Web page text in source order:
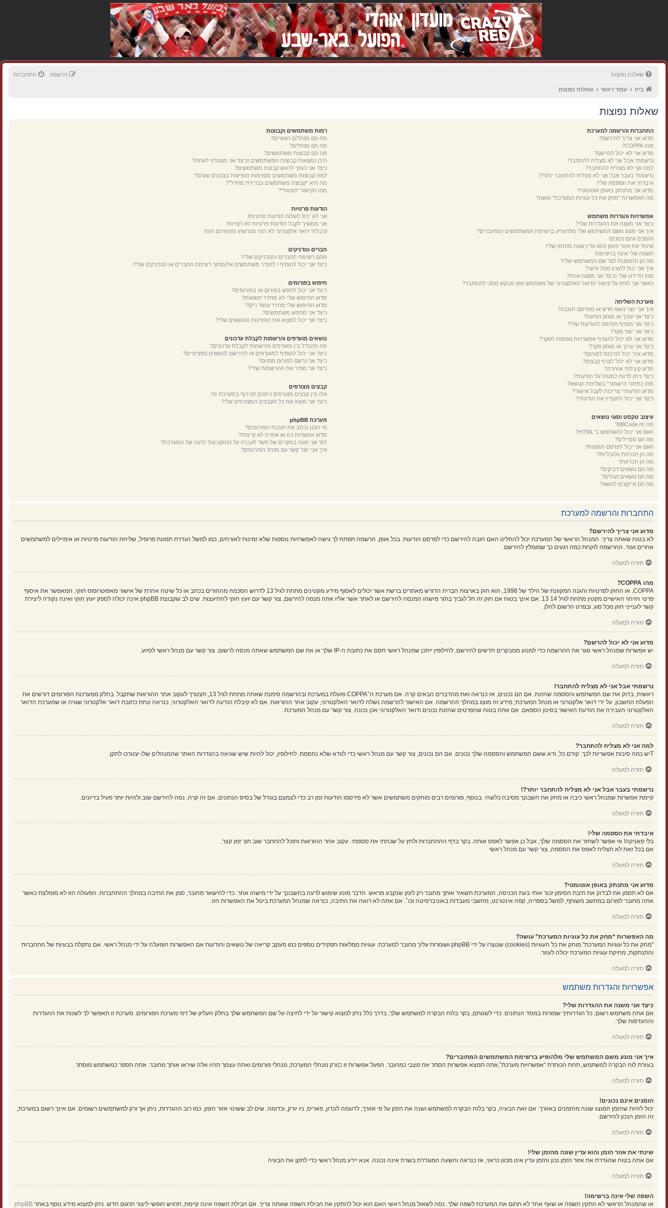
שאלות נפוצות התחברות הרשמה
בית עמוד ראשי שאלות נפוצות
שאלות נפוצות
התחברות והרשמה למערכת
מדוע אני צריך להירשם?
מהו COPPA?
מדוע אני לא יכול להרשם?
נרשמתי אבל אני לא מצליח להתחבר!
למה אני לא מצליח להתחבר?
נרשמתי בעבר אבל אני לא מצליח להתחבר יותר?!
איבדתי את הססמה שלי!
מדוע אני מתנתק באופן אוטומטי?
מה האפשרות “מחק את כל עוגיות המערכת” עושה?
אפשרויות והגדרות משתמש
כיצד אני משנה את ההגדרות שלי?
איך אני מונע משם המשתמש שלי מלהופיע ברשימת המשתמשים המחוברים?
הזמנים אינם נכונים!
שינתי את אזור הזמן והוא עדין שונה מהזמן שלי!
השפה שלי אינה ברשימה!
מה הן התמונות לצד שם המשתמש שלי?
איך אני יכול להציג סמל אישי?
מהו הדירוג שלי וכיצד אני משנה אותו?
כאשר אני לוחץ על קישור הדואר האלקטרוני של משתמש הוא מבקש ממני להתחבר?
מערכת השליחה
איך אני יוצר נושא חדש או מפרסם תגובה?
כיצד אני עורך או מוחק הודעה?
כיצד אני מוסיף חתימה להודעות שלי?
כיצד אני יוצר סקר?
מדוע אני לא יכול להוסיף אפשרויות נוספות לסקר?
כיצד אני ערוך או מוחק סקר?
מדוע איני יכול להיכנס לפורום?
מדוע אני לא יכול לצרף קבצים?
מדוע קיבלתי אזהרה?
כיצד ניתן לדווח למנהל על הודעות?
מהו כפתור ה“שמור” בשליחת הנושא?
מדוע הודעותיי צריכות לקבל אישור?
כיצד אני יכול להקפיץ את הודעתי?
עיצוב טקסט וסוגי נושאים
מה זה BBCode?
האם אני יכול להשתמש ב־HTML?
מה הם סמיילים?
האם אני יכול לפרסם תמונות?
מה הן הכרזות גלובליות?
מה הן הכרזות?
מה הם נושאים דביקים?
מה הם נושאים נעולים?
מה הם אייקונים לנושא?
רמות משתמשים וקבוצות
מה הם מנהלים ראשיים?
מה הם מנהלים?
מה הם קבוצות משתמשים?
היכן נמצאות קבוצות המשתמשים וכיצד אני מצטרף לאחת?
כיצד אני הופך לראש קבוצת משתמשים?
למה קבוצות משתמשים מסוימות מופיעות בצבעים שונים?
מה היא “קבוצת משתמשים כברירת מחדל”?
מהו הקישור “הצוות”?
הודעות פרטיות
אני לא יכול לשלוח הודעות פרטיות!
אני ממשיך לקבל הודעות פרטיות לא רצויות!
קיבלתי דואר אלקטרוני לא רצוי ממישהו מהפורום הזה!
חברים ונודניקים
מהם רשימת החברים והנודניקים שלי?
כיצד אני יכול להוסיף / להסיר משתמשים אל/מתוך רשימת החברים או הנודניקים שלי?
חיפוש בפורומים
כיצד אני יכול לחפש בפורום או בפורומים?
מדוע החיפוש שלי לא מחזיר תוצאות?
מדוע החיפוש שלי מחזיר עמוד ריק!?
כיצד אני מחפש משתמשים?
כיצד אני יכול למצוא את ההודעות והנושאים שלי?
נושאים מועדפים והרשמות לקבלת עדכונים
מה ההבדל בין מועדפים והרשמות לקבלת עדכונים?
כיצד אני יכול להוסיף למועדפים או להירשם לנושאים ספציפיים?
כיצד אני נרשם לפורום מסוים?
כיצד אני מסיר את ההרשמות שלי?
קבצים מצורפים
אלו מין קבצים מצורפים ניתנים לצירוף במערכת זו?
כיצד אני מוצא את כל הקבצים המצורפים שלי?
מערכת phpBB
מי תכנן וכתב את תוכנת הפורומים?
מדוע אפשרות כזו או אחרת לא קיימת?
למי אני פונה במקרים של חשד לעברה על החוק/ניצול לרעה של המערכת?
איך אני יוצר קשר עם מנהל הפורומים?
התחברות והרשמה למערכת
מדוע אני צריך להירשם?
לא בטוח שאתה צריך. המנהל הראשי של המערכת יכול להחליט האם חובה להירשם כדי לפרסם הודעות. בכל אופן, הרשמה תפתח לך גישה לאפשרויות נוספות שלא זמינות לאורחים, כמו למשל הגדרת תמונת פרופיל, שליחת הודעות פרטיות או אימיילים למשתמשים
אחרים ועוד. ההרשמה לוקחת כמה רגעים כך שמומלץ להירשם.
חזרה למעלה
מהו COPPA?
COPPA, או החוק לפרטיות והגנה המקוונת של הילד של 1998, הוא חוק בארצות הברית הדורש מאתרים ברשת אשר יכולים לאסוף מידע מקטינים מתחת לגיל 13 לדרוש הסכמה מההורים בכתב או כל שיטה אחרת של אישור מאפוטרופוס חוקי, המאפשר את איסוף
פרטי הזיהוי האישיים מקטין מתחת לגיל 14 13. אם אינך בטוח אם חוק זה חל לגביך בתור מישהו המנסה להירשם או לאתר אשר אליו אתה מנסה להירשם, צור קשר עם יועץ חוקי להתיעצות. שים לב שקבוצת phpBB אינה יכולה לספק יעוץ חוקי ואינה נקודה ליצירת
קשר לענייני חוק מכל סוג, ובפרט הרשום להלן.
חזרה למעלה
מדוע אני לא יכול להרשם?
יש אפשרות שמנהל ראשי סגר את ההרשמה כדי למנוע ממבקרים חדשים להירשם. לחילופין ייתכן שמנהל ראשי חסם את כתובת ה-IP שלך או את שם המשתמש שאתה מנסה לרשום. צור קשר עם מנהל ראשי לסיוע.
חזרה למעלה
נרשמתי אבל אני לא מצליח להתחבר!
ראשית, בדוק את שם המשתמש והססמה שהזנת. אם הם נכונים, אז כנראה ואת מהדברים הבאים קרה. אם מערכת ה־COPPA פועלת במערכת ובהרשמה סימנת שאתה מתחת לגיל 13, תצטרך לעקוב אחר ההוראות שתקבל. בחלק ממערכות הפורומים דורשים את
הפעלת החשבון, על ידי דואר אלקטרוני או מנהל המערכת; מידע זה מוצג במהלך ההרשמה. אם האישור להרשמה נשלח לדואר האלקטרוני, עקוב אחר ההוראות. אם לא קיבלת הודעה לדואר האלקטרוני, כנראה ונתת כתובת דואר אלקטרוני שגויה או שמערכת הדואר
האלקטרוני העבירה את הודעת האישור בסינון הספאם. אם אתה בטוח שהפרטים שהזנת נכונים ודואר האלקטרוני אכן נכונה, צור קשר עם מנהל המערכת.
חזרה למעלה
למה אני לא מצליח להתחבר?
Tיש כמה סיבות אפשריות לכך. קודם כל, ודא ששם המשתמש והססמה שלך נכונים. אם הם נכונים, צור קשר עם מנהל ראשי כדי לוודא שלא נחסמת. לחילופין, יכול להיות שיש שגיאה בהגדרות האתר שהמנהלים שלו יצטרכו לתקן.
חזרה למעלה
נרשמתי בעבר אבל אני לא מצליח להתחבר יותר?!
קיימת אפשרות שמנהל ראשי כיבה או מחק את חשבונך מסיבה כלשהי. בנוסף, פורומים רבים מוחקים משתמשים אשר לא פירסמו הודעות זמן רב כדי לצמצם בגודל של בסיס הנתונים. אם זה קרה, נסה להירשם שוב ולהיות יותר פעיל בדיונים.
חזרה למעלה
איבדתי את הססמה שלי!
בלי פאניקה! אי אפשר לשחזר את הססמה שלך, אבל כן אפשר לאפס אותה. בקר בדף ההתחברות ולחץ על שכחתי את ססמתי. עקוב אחר ההוראות ותוכל להתחבר שוב תוך זמן קצר.
אם בכל זאת לא תצליח לאפס את הססמה, צור קשר עם מנהל ראשי
חזרה למעלה
מדוע אני מתנתק באופן אוטומטי?
אם לא תסמן את לבדוק את תיבת הסימוןזכור אותי בעת הכניסה, המערכת תשאיר אותך מחובר רק לזמן שנקבע מראש. הדבר מונע שימוש לרעה בחשבונך על ידי מישהו אחר. כדי להישאר מחובר, סמן את התיבה במהלך ההתחברות. הפעולה הזו לא מומלצת כאשר
אתה מחובר לפורום במחשב משותף, למשל בספריה, קפה אינטרנט, מחשבי מעבדות באוניברסיטה וכו׳. אם אתה לא רואה את התיבה, כנראה שמנהל המערכת ביטל את האפשרות הזו.
חזרה למעלה
מה האפשרות “מחק את כל עוגיות המערכת” עושה?
"מחק את כל עוגיות המערכת" מוחק את כל העוגיות (cookies) שנוצרו על ידי phpBB ושומרות עליך מחובר למערכת. עוגיות ממלאות תפקידים נוספים כמו מעקב קריאה של נושאים והודעות אם האפשרות הופעלה על ידי מנהל ראשי. אם נתקלת בבעיות של התחברות
והתנתקות, מחיקת עוגיות המערכת יכולה לעזור.
חזרה למעלה
אפשרויות והגדרות משתמש
כיצד אני משנה את ההגדרות שלי?
אם אתה משתמש רשום, כל הגדרותיך שמורות במסד הנתונים. כדי לשנותם, בקר בלוח הבקרה למשתמש שלך; בדרך כלל ניתן למצוא קישור על ידי לחיצה על שם המשתמש שלך בחלק העליון של דפי מערכת הפורומים. מערכת זו תאפשר לך לשנות את ההגדרות
וההעדפות שלך.
חזרה למעלה
איך אני מונע משם המשתמש שלי מלהופיע ברשימת המשתמשים המחוברים?
בעזרת לוח הבקרה למשתמש, תחת הכותרת “אפשרויות מערכת”,אתה תמצא אפשרות הסתר את מצבי כמחובר. הפעל אפשרות זו כןורק מנהלי המערכת, מנהלי פורומים ואתה עצמך תהיו אלה שיראו אותך מחובר. אתה תספר כמשתמש מוסתר.
חזרה למעלה
הזמנים אינם נכונים!
יכול להיות שהזמן המוצג שונה מהזמנים באזורך. אם זאת הבעיה, בקר בלוח הבקרה למשתמש ושנה את הזמן על פי אזורך, לדוגמה לונדון, פאריס, ניו יורק, וכדומה. שים לב ששינוי אזור הזמן, כמו רוב ההגדרות, ניתן אך ורק למשתמשים רשומים. אם אינך רשום במערכת,
זה הזמן הנכון להירשם.
חזרה למעלה
שינתי את אזור הזמן והוא עדין שונה מהזמן שלי!
אם אתה בטוח שהגדרת את אזור הזמן נכון והזמן עדין אינו מכוון כראוי, אז כנראה והשעה המוגדרת בשרת אינה נכונה. אנא יידע מנהל ראשי כדי לתקן את הבעיה
חזרה למעלה
השפה שלי אינה ברשימה!
או שהמנהל הראשי לא התקין השפה או שאף אחד לא תרגם את המערכת לשפה שלך. נסה לשאול מנהל ראשי האם הוא יכול להתקין את חבילת השפה שאתה צריך. אם חבילת השפה אינה קיימת, תרגיש חופשי ליצור תרגום חדש. ניתן למצוא מידע נוסף באתר phpBB